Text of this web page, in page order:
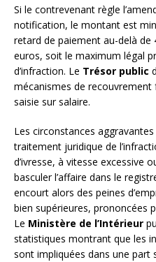
Si le contrevenant règle
notification, le montant est
retard de paiement au-delà de
euros, soit le maximum légal
d’infraction. Le Trésor public
mécanismes de recouvrement
saisie sur salaire.
Les circonstances
traitement juridique de
d’ivresse, à vitesse excessive
basculer l’affaire dans le
encourt alors des peines
bien supérieures, prononcées
Le Ministère de l’Intérieur
statistiques montrant que les
sont impliquées dans une part